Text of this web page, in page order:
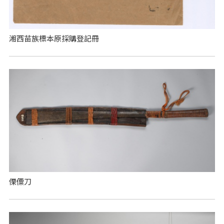
湘西苗族標本原採購登記冊
傈僳刀